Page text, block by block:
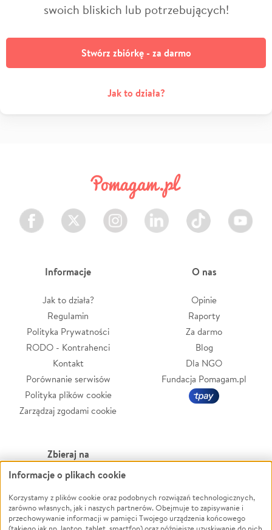
swoich bliskich lub potrzebujących!
Stwórz zbiórkę - za darmo
Jak to działa?
Facebook Twitter Instagram LinkedIn TikTok Youtube
Informacje
Jak to działa?
Regulamin
Polityka Prywatności
RODO - Kontrahenci
Kontakt
Porównanie serwisów
Polityka plików cookie
Zarządzaj zgodami cookie
O nas
Opinie
Raporty
Za darmo
Blog
Dla NGO
Fundacja Pomagam.pl
Zbieraj na
Leczenie
Zwierzęta
Pożar
Powódź
Wichura
Informacje o plikach cookie
Korzystamy z plików cookie oraz podobnych rozwiązań technologicznych,
zarówno własnych, jak i naszych partnerów. Obejmuje to zapisywanie i
przechowywanie informacji w pamięci Twojego urządzenia końcowego